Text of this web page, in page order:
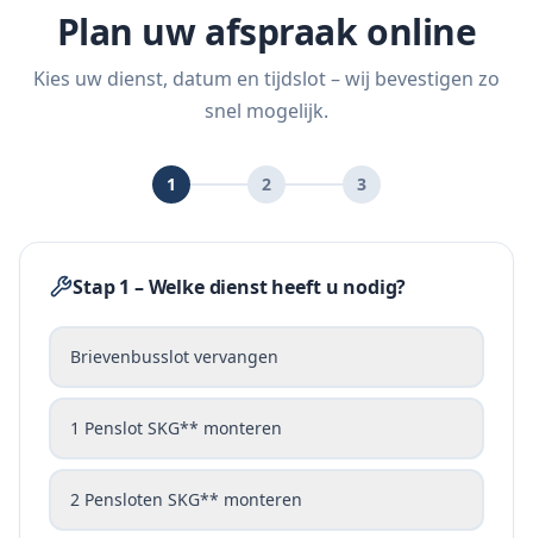
Plan uw afspraak online
Kies uw dienst, datum en tijdslot – wij bevestigen zo
snel mogelijk.
1 2 3
Stap 1 – Welke dienst heeft u nodig?
Brievenbusslot vervangen
1 Penslot SKG** monteren
2 Pensloten SKG** monteren